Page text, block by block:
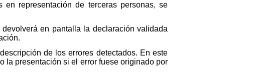
representación de terceras personas, se
en pantalla la declaración validada
de los errores detectados. En este
la presentación si el error fuese originado por